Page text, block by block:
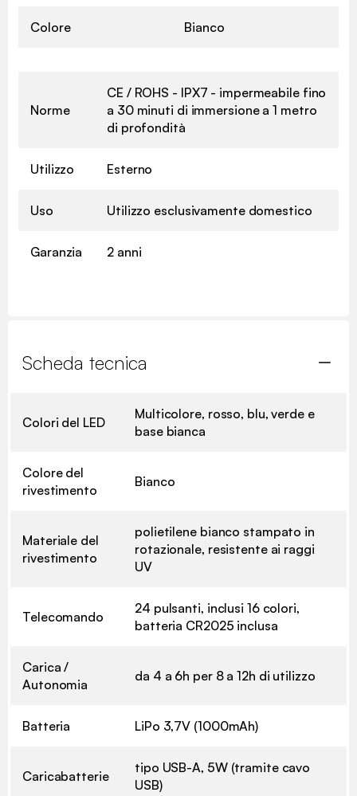
Colore Bianco
Norme
CE / ROHS - IPX7 - impermeabile fino
a 30 minuti di immersione a 1 metro
di profondità
Utilizzo Esterno
Uso Utilizzo esclusivamente domestico
Garanzia 2 anni
Scheda tecnica
Colori del LED
Multicolore, rosso, blu, verde e
base bianca
Colore del
rivestimento
Bianco
Materiale del
rivestimento
polietilene bianco stampato in
rotazionale, resistente ai raggi
UV
Telecomando
24 pulsanti, inclusi 16 colori,
batteria CR2025 inclusa
Carica /
Autonomia
da 4 a 6h per 8 a 12h di utilizzo
Batteria LiPo 3,7V (1000mAh)
Caricabatterie
tipo USB-A, 5W (tramite cavo
USB)